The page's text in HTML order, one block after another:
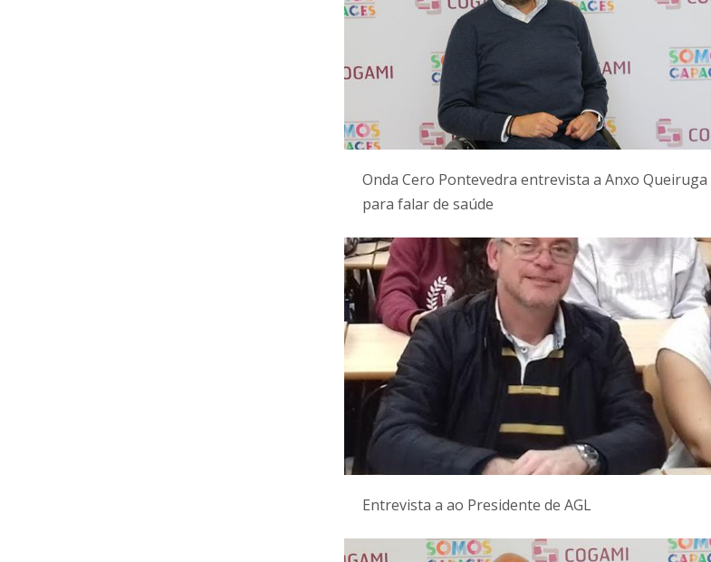
Onda Cero Pontevedra entrevista a Anxo Queiruga
para falar de saúde
Entrevista a ao Presidente de AGL